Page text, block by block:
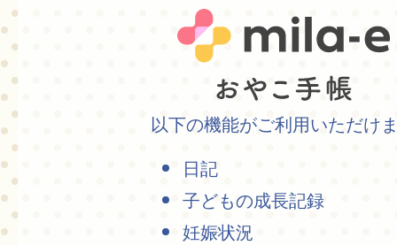
以下の機能がご利用いただけ
日記
子どもの成長記録
妊娠状況